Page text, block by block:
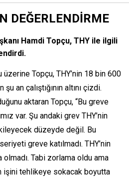
DEĞERLENDİRME
Hamdi Topçu, THY ile ilgili
Topçu, THY’nin 18 bin 600
an çalıştığının altını çizdi.
aktaran Topçu, “Bu greve
var. Şu andaki grev THY’nin
düzeyde değil. Bu
greve katılmadı. THY’nin
Tabi zorlama oldu ama
işini tehlikeye sokacak boyutta